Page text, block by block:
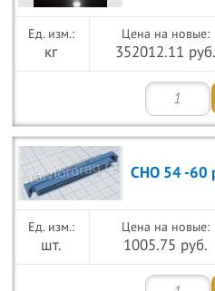
кг
Цена на новые:
352012.11 руб.
СНО 54 -60
шт.
Цена на новые:
1005.75 руб.